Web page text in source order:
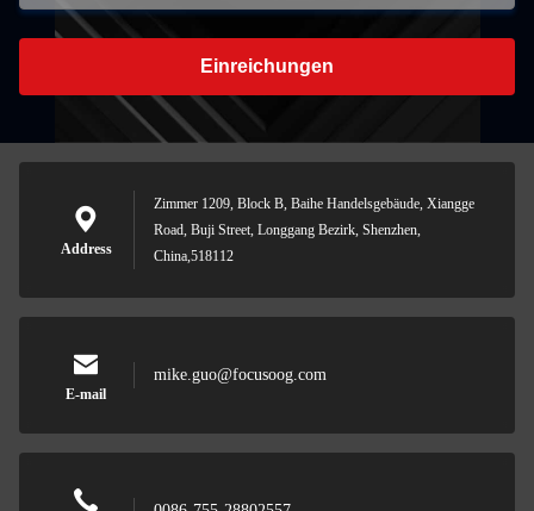
Einreichungen
Address
Zimmer 1209, Block B, Baihe Handelsgebäude, Xiangge
Road, Buji Street, Longgang Bezirk, Shenzhen,
China,518112
E-mail
mike.guo@focusoog.com